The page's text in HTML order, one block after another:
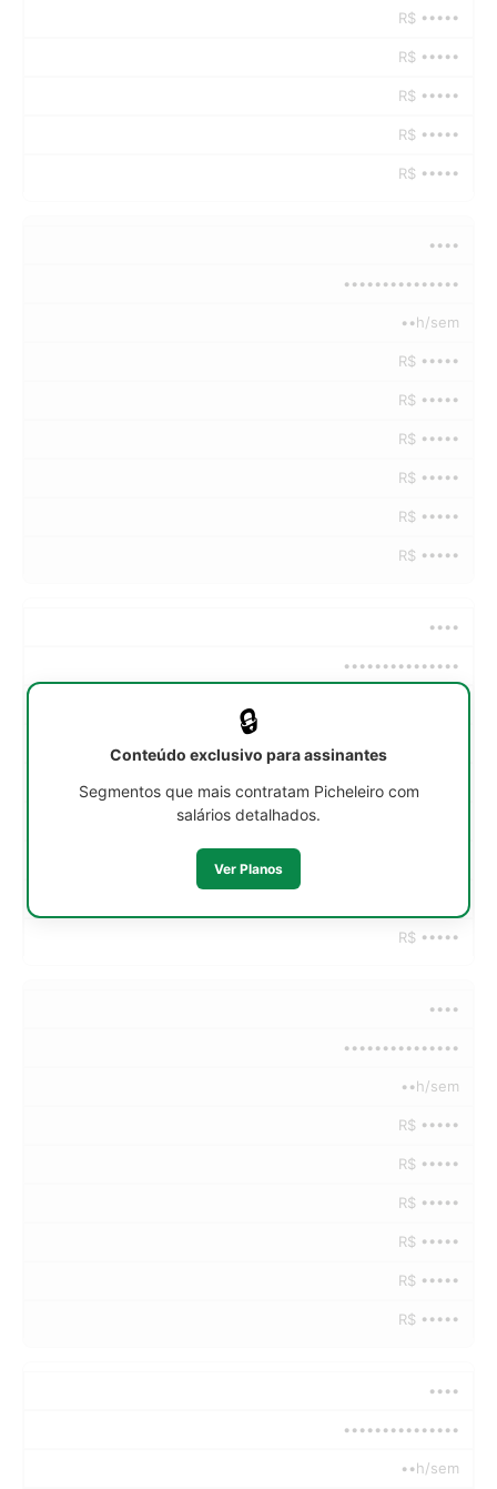
R$ •••••
R$ •••••
R$ •••••
R$ •••••
R$ •••••
••••
•••••••••••••••
••h/sem
R$ •••••
R$ •••••
R$ •••••
R$ •••••
R$ •••••
R$ •••••
••••
•••••••••••••••
R$ •••••
••••
•••••••••••••••
••h/sem
R$ •••••
R$ •••••
R$ •••••
R$ •••••
R$ •••••
R$ •••••
••••
•••••••••••••••
••h/sem
🔒
Conteúdo exclusivo para assinantes
Segmentos que mais contratam Picheleiro com
salários detalhados.
Ver Planos